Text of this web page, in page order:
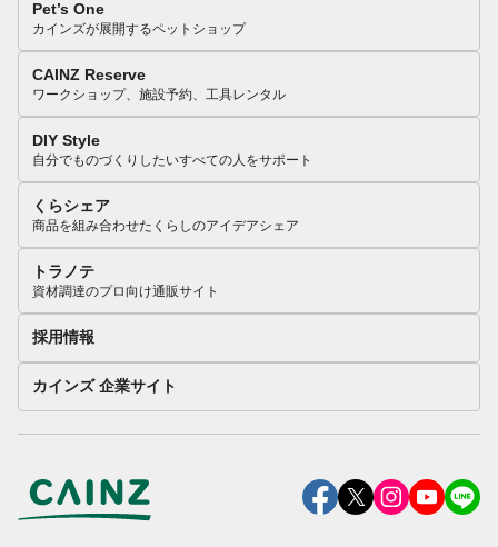
Pet’s One
カインズが展開するペットショップ
CAINZ Reserve
ワークショップ、施設予約、工具レンタル
DIY Style
自分でものづくりしたいすべての人をサポート
くらシェア
商品を組み合わせたくらしのアイデアシェア
トラノテ
資材調達のプロ向け通販サイト
採用情報
カインズ 企業サイト